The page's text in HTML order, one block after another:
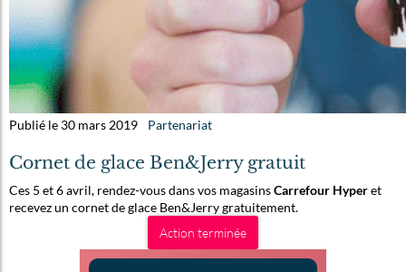
Publié le 30 mars 2019 Partenariat
Cornet de glace Ben&Jerry gratuit
Ces 5 et 6 avril, rendez-vous dans vos magasinsCarrefour Hyperet
recevez un cornet de glace Ben&Jerry gratuitement.
Action terminée